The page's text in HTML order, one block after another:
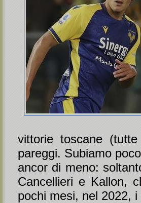
vittorie toscane
pareggi. Subiamo
ancor di meno:
Cancellieri e Kallon,
pochi mesi, nel 2022,